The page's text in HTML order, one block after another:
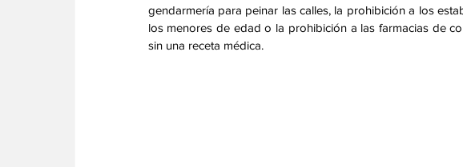
gendarmería para peinar las calles, la prohibición a los
los menores de edad o la prohibición a las farmacias de
sin una receta médica.